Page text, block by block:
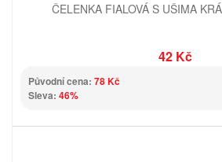
ČELENKA FIALOVÁ S UŠIMA
42 Kč
Původní cena: 78 Kč
Sleva: 46%